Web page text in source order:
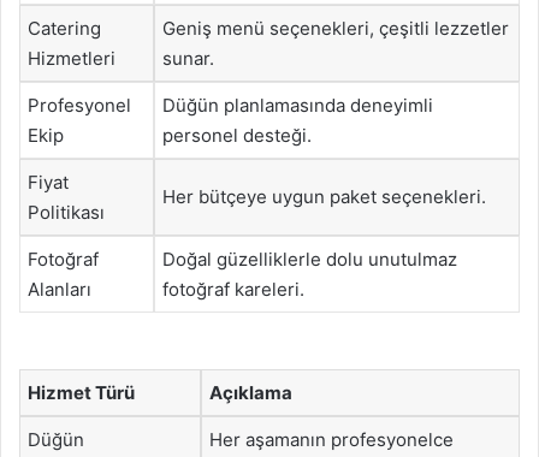
Catering
Hizmetleri
Geniş menü seçenekleri, çeşitli lezzetler
sunar.
Profesyonel
Ekip
Düğün planlamasında deneyimli
personel desteği.
Fiyat
Politikası
Her bütçeye uygun paket seçenekleri.
Fotoğraf
Alanları
Doğal güzelliklerle dolu unutulmaz
fotoğraf kareleri.
Hizmet Türü Açıklama
Düğün
Her aşamanın profesyonelce